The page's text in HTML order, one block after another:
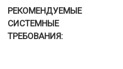
РЕКОМЕНДУЕМЫЕ
СИСТЕМНЫЕ
ТРЕБОВАНИЯ: